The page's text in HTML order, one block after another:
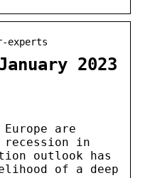
experts
2023
are
recession in
outlook has
of a deep